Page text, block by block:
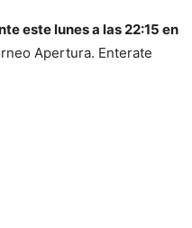
este lunes a las 22:15 en
Apertura. Enterate